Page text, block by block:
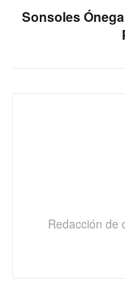
Sonsoles
Redacción de